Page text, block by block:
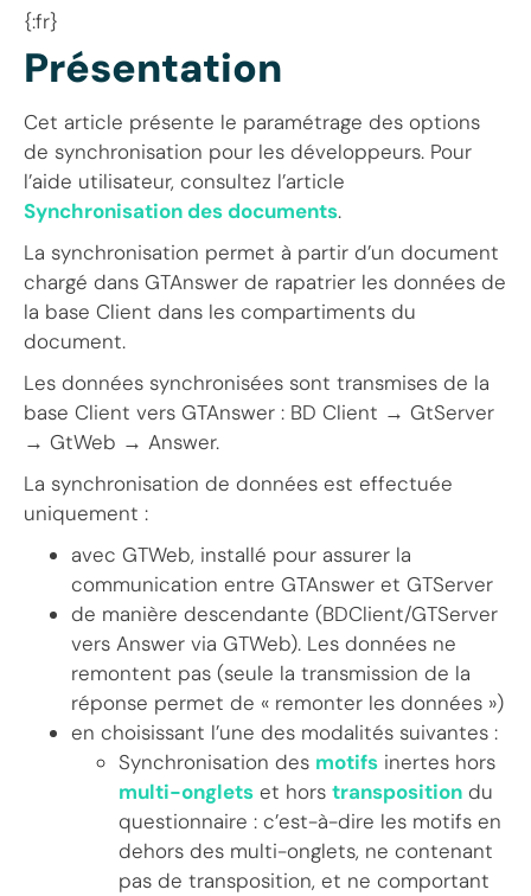
{:fr}
Présentation
Cet article présente le paramétrage des options
de synchronisation pour les développeurs. Pour
l’aide utilisateur, consultez l’article
Synchronisation des documents.
La synchronisation permet à partir d’un document
chargé dans GTAnswer de rapatrier les données de
la base Client dans les compartiments du
document.
Les données synchronisées sont transmises de la
base Client vers GTAnswer : BD Client → GtServer
→ GtWeb → Answer.
La synchronisation de données est effectuée
uniquement :
avec GTWeb, installé pour assurer la
communication entre GTAnswer et GTServer
de manière descendante (BDClient/GTServer
vers Answer via GTWeb). Les données ne
remontent pas (seule la transmission de la
réponse permet de « remonter les données »)
en choisissant l’une des modalités suivantes :
Synchronisation des motifs inertes hors
multi-onglets et hors transposition du
questionnaire : c’est-à-dire les motifs en
dehors des multi-onglets, ne contenant
pas de transposition, et ne comportant